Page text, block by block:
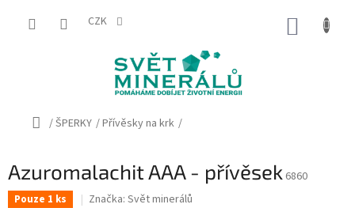
CZK
Domů
/ŠPERKY /Přívěsky na krk /
Azuromalachit AAA - přívěsek 6860
Pouze 1 ks Značka: Svět minerálů